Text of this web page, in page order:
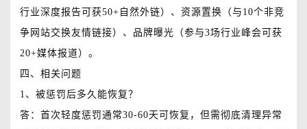
行业深度报告可获50+自然外链）、资源置换（与10个非竞
争网站交换友情链接）、品牌曝光（参与3场行业峰会可获
20+媒体报道）。
四、相关问题
1、被惩罚后多久能恢复？
答：首次轻度惩罚通常30-60天可恢复，但需彻底清理异常